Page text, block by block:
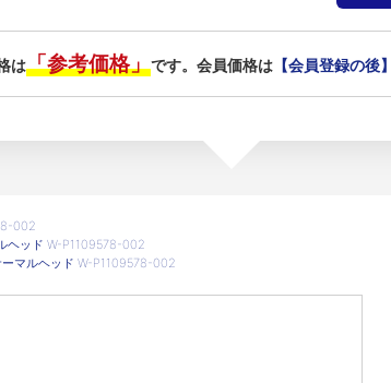
は「参考価格」です。会員価格は【会員登録の後】
002
ヘッド W-P1109578-002
ーマルヘッド W-P1109578-002